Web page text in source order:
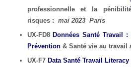
professionnelle et la
risques : mai 2023 Paris
UX-FD8 Données Santé Travail
Prévention& Santé vie au travail
UX-F7 Data Santé Travail Literacy